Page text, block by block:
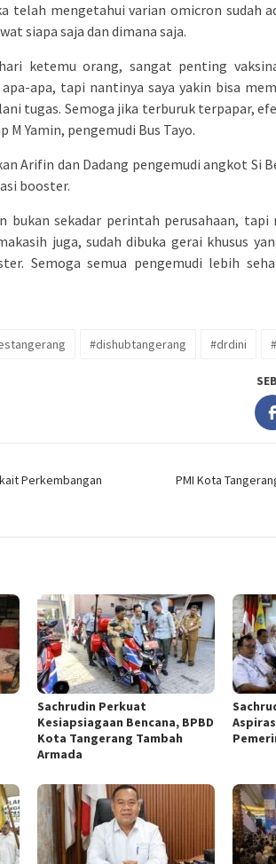
telah mengetahui varian omicron sudah
siapa saja dan dimana saja.
ketemu orang, sangat penting
apa, tapi nantinya saya yakin bisa
tugas. Semoga jika terburuk terpapar,
M Yamin, pengemudi Bus Tayo.
Arifin dan Dadang pengemudi angkot Si
booster.
bukan sekadar perintah perusahaan, tapi
juga, sudah dibuka gerai khusus
Semoga semua pengemudi lebih
#dishubtangerang #drdini
Perkembangan
PMI Kota
Sachrudin Perkuat
Kesiapsiagaan Bencana, BPBD
Kota Tangerang Tambah
Armada